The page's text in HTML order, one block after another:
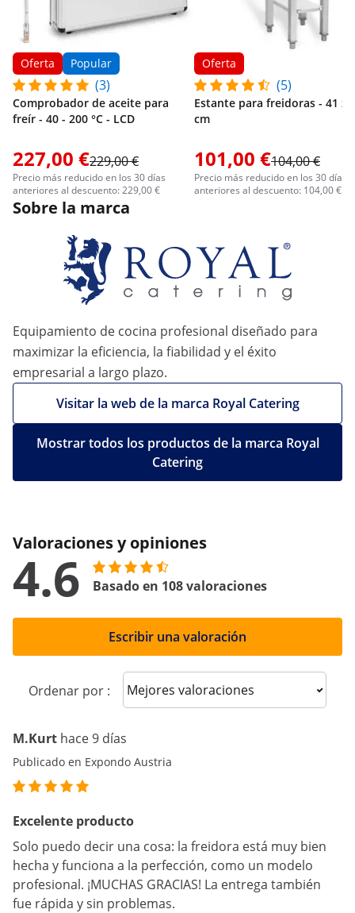
Oferta Popular
(3)
Comprobador de aceite para
freír - 40 - 200 °C - LCD
227,00 €229,00 €
Precio más reducido en los 30 días
anteriores al descuento: 229,00 €
Oferta
(5)
Estante para freidoras - 41 x
cm
101,00 €104,00 €
Precio más reducido en los 30 días
anteriores al descuento: 104,00 €
Sobre la marca
Equipamiento de cocina profesional diseñado para
maximizar la eficiencia, la fiabilidad y el éxito
empresarial a largo plazo.
Visitar la web de la marca Royal Catering
Mostrar todos los productos de la marca Royal
Catering
Valoraciones y opiniones
4.6 Basado en 108 valoraciones
Escribir una valoración
Ordenar por : Sort reviews
M.Kurt hace 9 días
Publicado en Expondo Austria
Excelente producto
Solo puedo decir una cosa: la freidora está muy bien
hecha y funciona a la perfección, como un modelo
profesional. ¡MUCHAS GRACIAS! La entrega también
fue rápida y sin problemas.